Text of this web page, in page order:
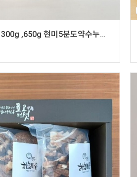
가마솥백미약수누룽지300g ,650g 현미5분도약수누룽지300g,650g, 수제 전통 방식 게르마늄 온천수 가마솥 약수누룽지